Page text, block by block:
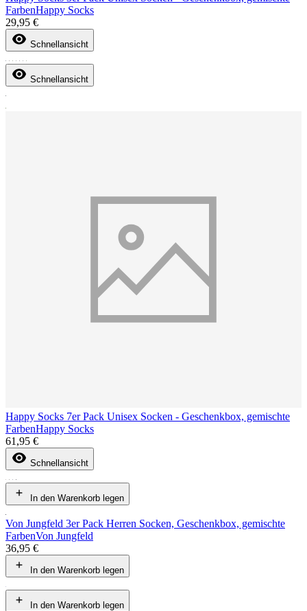
FarbenHappy Socks
29,95 €
Schnellansicht
Schnellansicht
Happy Socks 7er Pack Unisex Socken - Geschenkbox, gemischte
FarbenHappy Socks
61,95 €
Schnellansicht
In den Warenkorb legen
Von Jungfeld 3er Pack Herren Socken, Geschenkbox, gemischte
FarbenVon Jungfeld
36,95 €
In den Warenkorb legen
In den Warenkorb legen